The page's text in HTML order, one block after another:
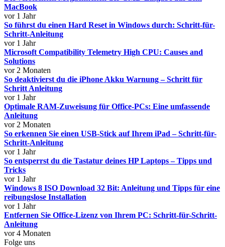
MacBook
vor 1 Jahr
So führst du einen Hard Reset in Windows durch: Schritt-für-
Schritt-Anleitung
vor 1 Jahr
Microsoft Compatibility Telemetry High CPU: Causes and
Solutions
vor 2 Monaten
So deaktivierst du die iPhone Akku Warnung – Schritt für
Schritt Anleitung
vor 1 Jahr
Optimale RAM-Zuweisung für Office-PCs: Eine umfassende
Anleitung
vor 2 Monaten
So erkennen Sie einen USB-Stick auf Ihrem iPad – Schritt-für-
Schritt-Anleitung
vor 1 Jahr
So entsperrst du die Tastatur deines HP Laptops – Tipps und
Tricks
vor 1 Jahr
Windows 8 ISO Download 32 Bit: Anleitung und Tipps für eine
reibungslose Installation
vor 1 Jahr
Entfernen Sie Office-Lizenz von Ihrem PC: Schritt-für-Schritt-
Anleitung
vor 4 Monaten
Folge uns